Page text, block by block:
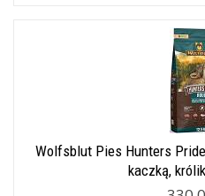
Wolfsblut Pies Hunters
kaczką,